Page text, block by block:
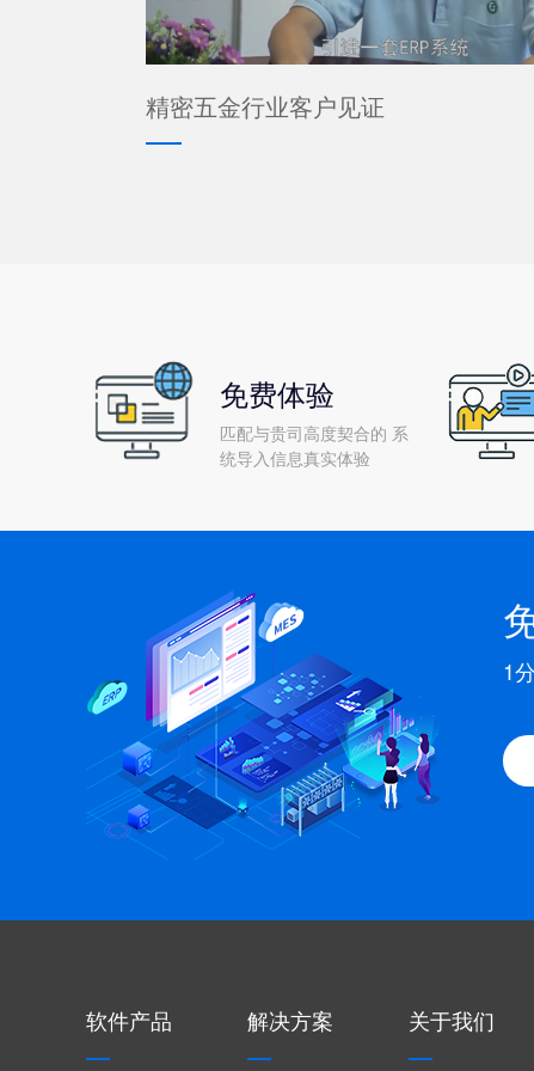
精密五金行业客户见证
免费体验
匹配与贵司高度契合的 系
统导入信息真实体验
1
软件产品 解决方案 关于我们